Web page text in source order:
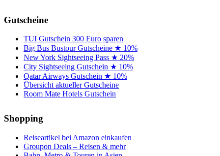
Gutscheine
TUI Gutschein 300 Euro sparen
Big Bus Bustour Gutscheine ★ 10%
New York Sightseeing Pass ★ 20%
City Sightseeing Gutschein ★ 10%
Qatar Airways Gutschein ★ 10%
Übersicht aktueller Gutscheine
Room Mate Hotels Gutschein
Shopping
Reiseartikel bei Amazon einkaufen
Groupon Deals – Reisen & mehr